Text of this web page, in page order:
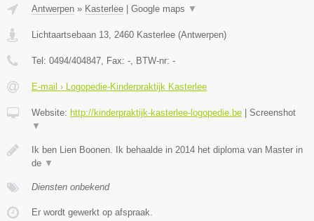
Antwerpen » Kasterlee Google maps ▼
Lichtaartsebaan 13, 2460 Kasterlee (Antwerpen)
Tel: 0494/404847, Fax: -, BTW-nr: -
E-mail › Logopedie-Kinderpraktijk Kasterlee
Website: http://kinderpraktijk-kasterlee-logopedie.be
Screenshot
▼
Ik ben Lien Boonen. Ik behaalde in 2014 het diploma van Master in
de ▼
Diensten onbekend
Er wordt gewerkt op afspraak.